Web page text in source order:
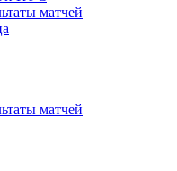
матчей
матчей